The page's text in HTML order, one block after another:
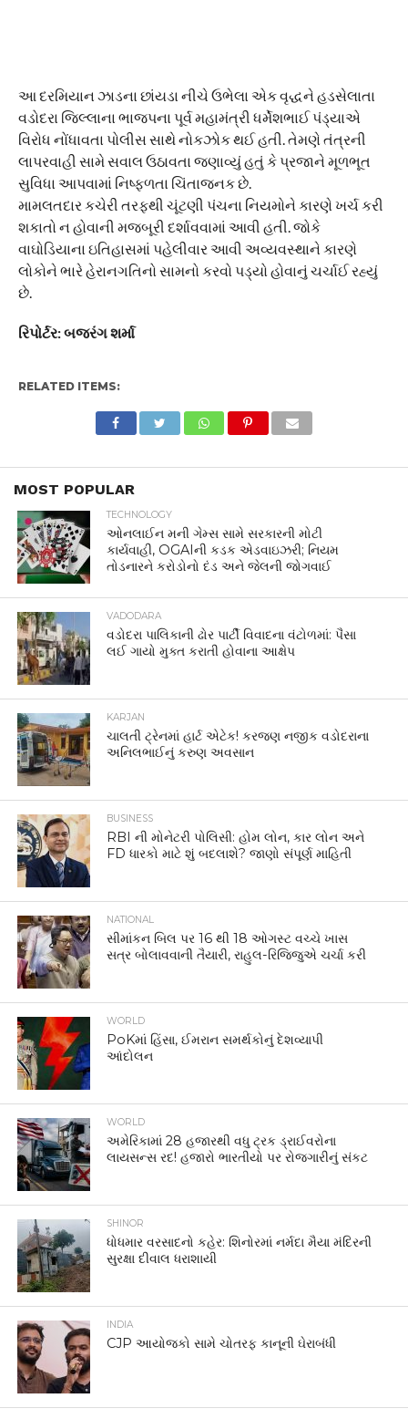
રિપોર્ટર: બજરંગ શર્મા
RELATED ITEMS:
MOST POPULAR
ઓનલાઈન મની ગેમ્સ સામે સરકારની મોટી
VADODARA
વડોદરા પાલિકાની ઢોર પાર્ટી વિવાદના વંટોળમાં: પૈસા
KARJAN
ચાલતી ટ્રેનમાં હાર્ટ એટેક! કરજણ નજીક વડોદરાના
અનિલભાઈનું કરુણ અવસાન
BUSINESS
RBI ની મોનેટરી પોલિસી: હોમ લોન, કાર લોન અને
FD ધારકો માટે શું બદલાશે? જાણો સંપૂર્ણ માહિતી
NATIONAL
સીમાંકન બિલ પર 16 થી 18 ઓગસ્ટ વચ્ચે ખાસ
સત્ર બોલાવવાની તૈયારી, રાહુલ-રિજિજુએ ચર્ચા કરી
WORLD
PoKમાં હિંસા, ઈમરાન સમર્થકોનું દેશવ્યાપી
આંદોલન
WORLD
અમેરિકામાં 28 હજારથી વધુ ટ્રક ડ્રાઈવરોના
લાયસન્સ રદ! હજારો ભારતીયો પર રોજગારીનું સંકટ
SHINOR
ધોધમાર વરસાદનો કહેર: શિનોરમાં નર્મદા મૈયા મંદિરની
સુરક્ષા દીવાલ ધરાશાયી
INDIA
CJP આયોજકો સામે ચોતરફ કાનૂની ઘેરાબંધી
INDIA
દેશની સંસદમાં ફરી એકવાર રાજકીય ગરમાવો જોવા
મળ્યો છે. આ વખતે મુદ્દો હતો પેલેટ ગનના ઉપયોગનો
NATIONAL
મહેબૂબા મુફ્તી વિરોધ પ્રદર્શન દરમિયાન ઊંધો તિરંગો